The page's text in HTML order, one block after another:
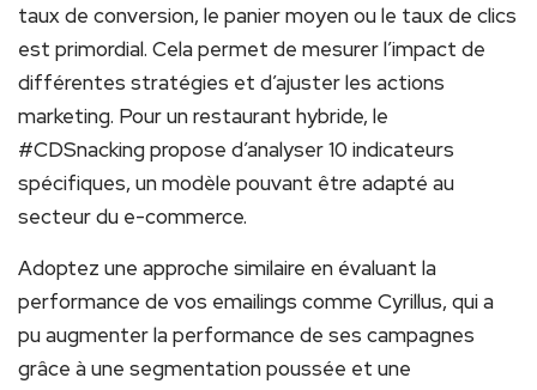
taux de conversion, le panier moyen ou le taux de clics
est primordial. Cela permet de mesurer l’impact de
différentes stratégies et d’ajuster les actions
marketing. Pour un restaurant hybride, le
#CDSnacking propose d’analyser 10 indicateurs
spécifiques, un modèle pouvant être adapté au
secteur du e-commerce.
Adoptez une approche similaire en évaluant la
performance de vos emailings comme Cyrillus, qui a
pu augmenter la performance de ses campagnes
grâce à une segmentation poussée et une